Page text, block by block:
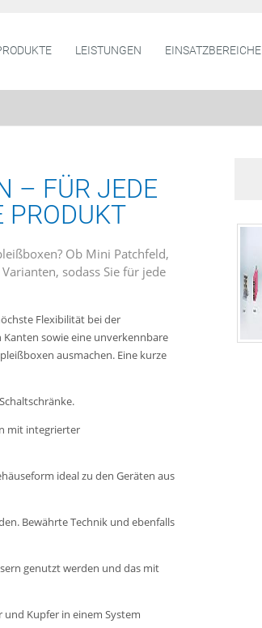
LEISTUNGEN EINSATZBEREICHE
FÜR JEDE A
Ob Mini Patchfeld,
sodass Sie für jede
Flexibilität bei der
sowie eine unverkennbare
ausmachen. Eine kurze
mit integrierter
ideal zu den Geräten aus
Bewährte Technik und ebenfalls
genutzt werden und das mit
und Kupfer in einem System